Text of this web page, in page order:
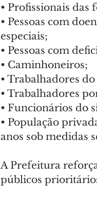
• Profissionais das
• Pessoas com
especiais;
• Pessoas com
• Caminhoneiros;
• Trabalhadores
• Trabalhadores
• Funcionários do
• População
anos sob medidas
A Prefeitura
públicos